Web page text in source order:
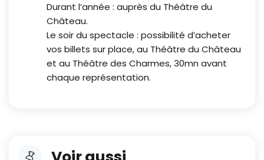
Durant l’année : auprès du Théâtre du
Château.
Le soir du spectacle : possibilité d’acheter
vos billets sur place, au Théâtre du Château
et au Théâtre des Charmes, 30mn avant
chaque représentation.